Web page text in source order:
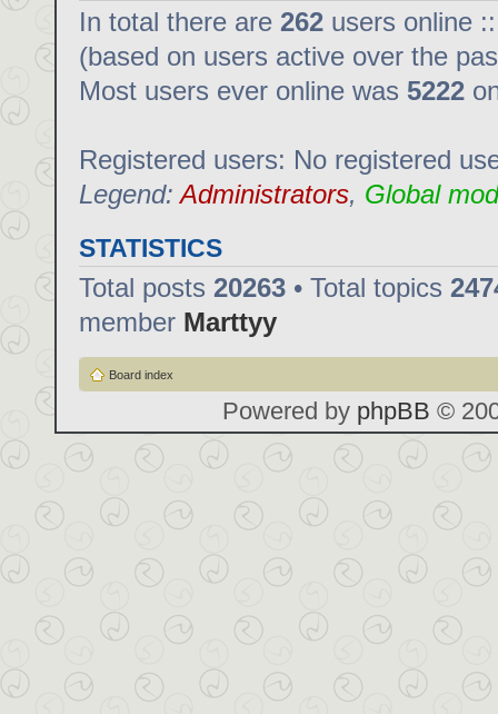
In total there are 262 users online
(based on users active over the
Most users ever online was 5222
Registered users: No registered
Legend:Administrators, Global
STATISTICS
Total posts 20263 • Total topics
member Marttyy
Board index
Powered by phpBB ©